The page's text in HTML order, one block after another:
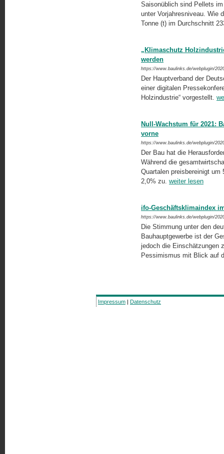
Saisonüblich sind Pellets
unter Vorjahresniveau. Wie
Tonne (t) im Durchschnitt
„Klimaschutz
werden
https://www.baulinks.de/webplugin/
Der Hauptverband der
einer digitalen
Holzindustrie“ vorgestellt.
Null-Wachstum für 2021:
vorne
https://www.baulinks.de/webplugin/
Der Bau hat die
Während die
Quartalen preisbereinigt
2,0% zu. weiter lesen
ifo-Geschäftsklimaindex
https://www.baulinks.de/webplugin/
Die Stimmung unter den
Bauhauptgewerbe ist der
jedoch die Einschätzungen
Pessimismus mit Blick auf
Impressum | Datenschutz